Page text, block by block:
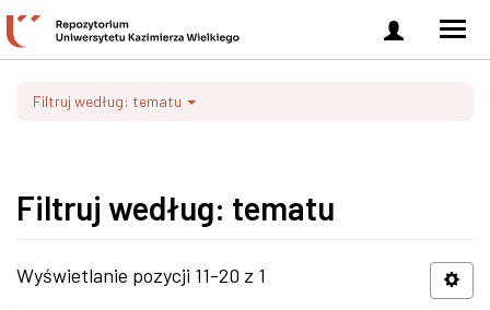
Zaloguj
się
Filtruj według: tematu
Filtruj według: tematu
Wyświetlanie pozycji 11-20 z 1